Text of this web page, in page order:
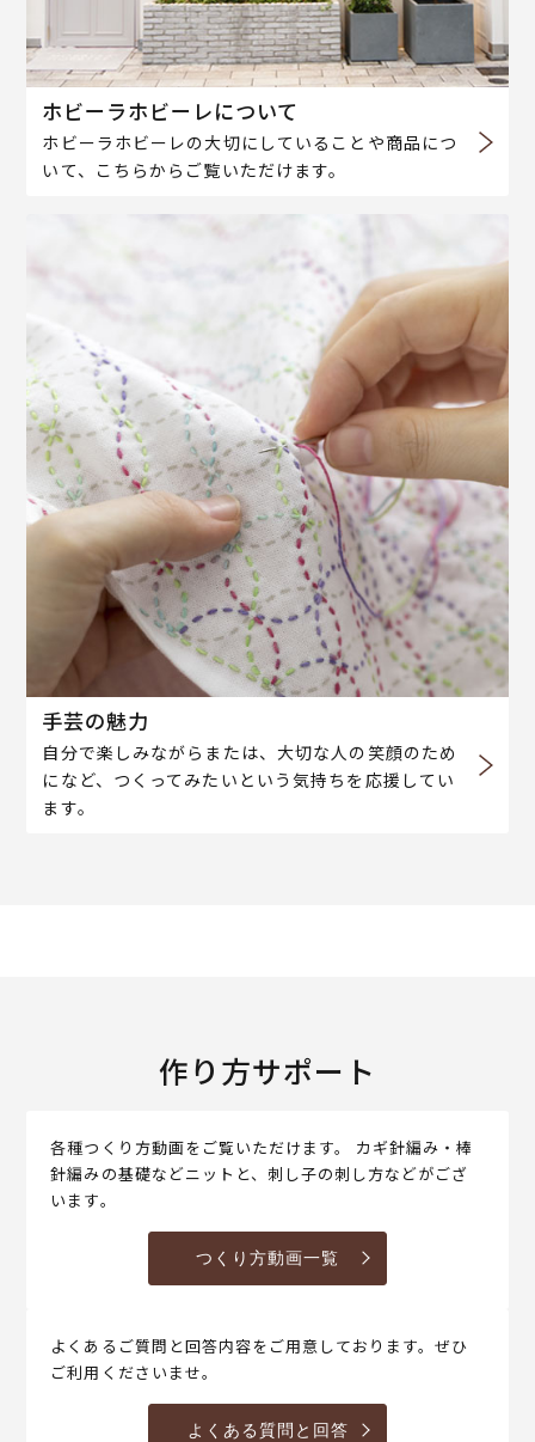
ホビーラホビーレについて
ホビーラホビーレの大切にしていることや商品につ
いて、こちらからご覧いただけます。
手芸の魅力
自分で楽しみながらまたは、大切な人の笑顔のため
になど、つくってみたいという気持ちを応援してい
ます。
作り方サポート
各種つくり方動画をご覧いただけます。 カギ針編み・棒
針編みの基礎などニットと、刺し子の刺し方などがござ
います。
つくり方動画一覧
よくあるご質問と回答内容をご用意しております。ぜひ
ご利用くださいませ。
よくある質問と回答